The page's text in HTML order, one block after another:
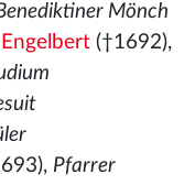
Mönch
(†1692),
Pfarrer